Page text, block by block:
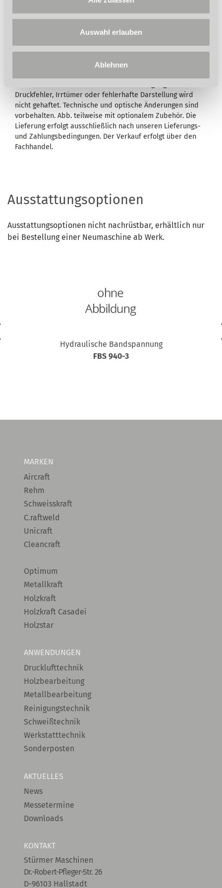
Auswahl erlauben
Ablehnen
Wird in der Artikelbeschreibung und/oder in der
ausgewiesen, bleiben Ihre gesetzlichen
Mangelhaftungsrechte Ihrem Verkäufer gegenüber hiervon
Druckfehler, Irrtümer oder fehlerhafte Darstellung wird
nicht gehaftet. Technische und optische Änderungen sind
vorbehalten. Abb. teilweise mit optionalem Zubehör. Die
Lieferung erfolgt ausschließlich nach unseren Lieferungs-
und Zahlungsbedingungen. Der Verkauf erfolgt über den
Fachhandel.
Ausstattungsoptionen
Ausstattungsoptionen nicht nachrüstbar, erhältlich nur
bei Bestellung einer Neumaschine ab Werk.
Hydraulische Bandspannung
FBS 940-3
MARKEN
Aircraft
Rehm
Schweisskraft
C.raftweld
Unicraft
Cleancraft
Optimum
Metallkraft
Holzkraft
Holzkraft Casadei
Holzstar
ANWENDUNGEN
Drucklufttechnik
Holzbearbeitung
Metallbearbeitung
Reinigungstechnik
Schweißtechnik
Werkstatttechnik
Sonderposten
AKTUELLES
News
Messetermine
Downloads
KONTAKT
Stürmer Maschinen
Dr.-Robert-Pfleger-Str. 26
D-96103 Hallstadt